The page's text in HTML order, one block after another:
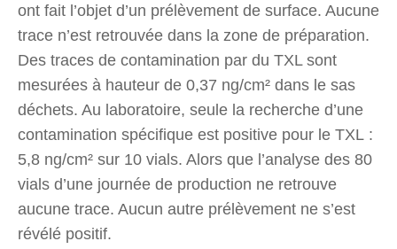
ont fait l’objet d’un prélèvement de surface. Aucune
trace n’est retrouvée dans la zone de préparation.
Des traces de contamination par du TXL sont
mesurées à hauteur de 0,37 ng/cm² dans le sas
déchets. Au laboratoire, seule la recherche d’une
contamination spécifique est positive pour le TXL :
5,8 ng/cm² sur 10 vials. Alors que l’analyse des 80
vials d’une journée de production ne retrouve
aucune trace. Aucun autre prélèvement ne s’est
révélé positif.